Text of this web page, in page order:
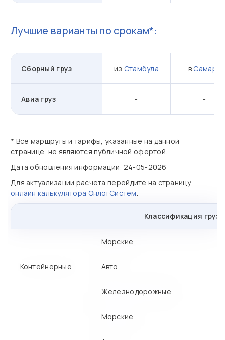
Лучшие варианты по срокам*:
Сборный груз из Стамбула в Самара
Авиа груз - -
* Все маршруты и тарифы, указанные на данной
странице, не являются публичной офертой.
Дата обновления информации: 24-05-2026
Для актуализации расчета перейдите на страницу
онлайн калькулятора ОнлогСистем.
Классификация
Контейнерные
Морские
Авто
Железнодорожные
Морские